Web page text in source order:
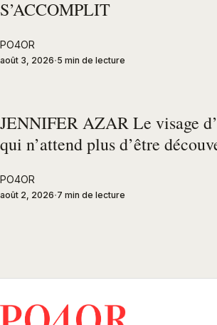
S’ACCOMPLIT
PO4OR
août 3, 2026 5 min de lecture
JENNIFER AZAR Le visage
qui n’attend plus d’être
PO4OR
août 2, 2026 7 min de lecture